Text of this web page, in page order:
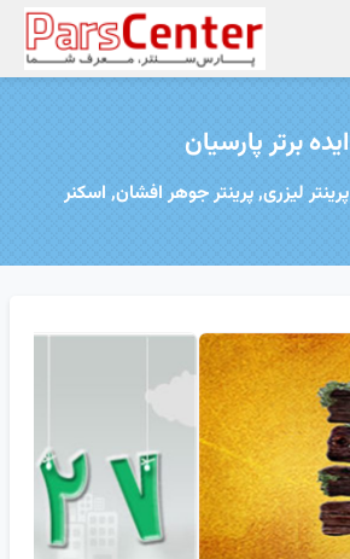
ایده برتر پارسیان
پرینتر لیزری, پرینتر جوهر افشان, اسکنر